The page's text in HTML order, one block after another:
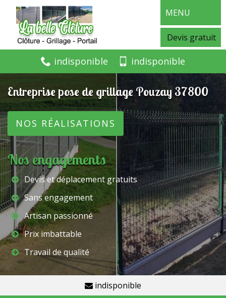
MENU
Devis gratuit
indisponible indisponible
Entreprise pose de grillage Pouzay 37800
NOS RÉALISATIONS
Nos engagements
Devis et déplacement gratuits
Sans engagement
Artisan passionné
Prix imbattable
Travail de qualité
indisponible